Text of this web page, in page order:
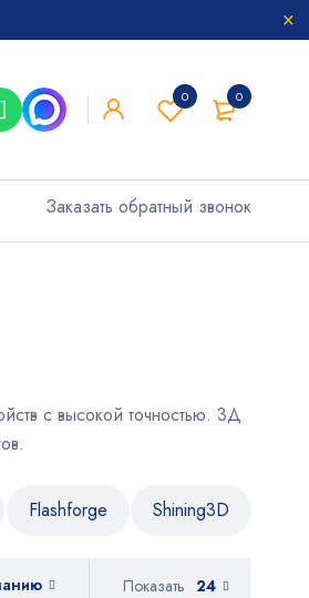
0
0
Заказать обратный звонок
с высокой точностью. 3Д
Flashforge Shining3D
Показать 24